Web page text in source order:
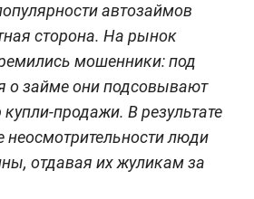
автозаймов
сторона. На рынок
мошенники: под
о займе они подсовывают
продажи. В результате
неосмотрительности люди
отдавая их жуликам за